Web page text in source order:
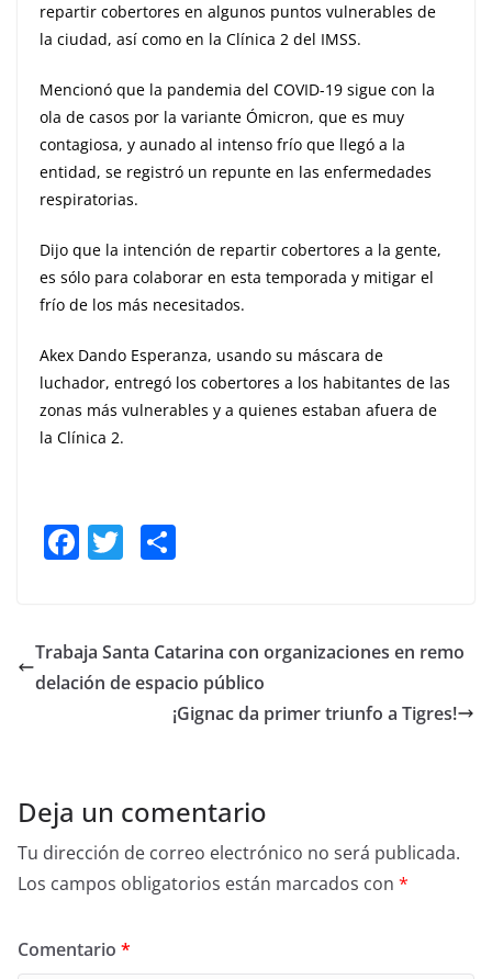
repartir cobertores en algunos puntos vulnerables de
la ciudad, así como en la Clínica 2 del IMSS.
Mencionó que la pandemia del COVID-19 sigue con la
ola de casos por la variante Ómicron, que es muy
contagiosa, y aunado al intenso frío que llegó a la
entidad, se registró un repunte en las enfermedades
respiratorias.
Dijo que la intención de repartir cobertores a la gente,
es sólo para colaborar en esta temporada y mitigar el
frío de los más necesitados.
Akex Dando Esperanza, usando su máscara de
luchador, entregó los cobertores a los habitantes de las
zonas más vulnerables y a quienes estaban afuera de
la Clínica 2.
F
e
b
T
er e
Trabaja Santa Catarina con organizaciones en remo
delación de espacio público
¡Gignac da primer triunfo a Tigres!
Deja un comentario
Tu dirección de correo electrónico no será publicada.
Los campos obligatorios están marcados con *
Comentario *